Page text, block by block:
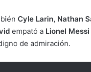
Cyle Larin, Nathan
empató a Lionel
de admiración.